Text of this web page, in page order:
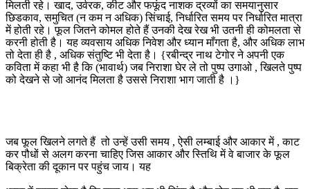
मिलती रहे। खाद, उर्वरक, कीट और फफूंद नाशक द्रव्यों का समयानुसार
छिडकाव, समुचित (न कम न अधिक) सिंचाई, निर्धारित समय पर निर्धारित मात्रा
में होती रहे। फूल जितने कोमल होते हैं उनकी देख रेख भी उतनी ही कोमलता से
करनी होती है। यह व्यवसाय अधिक निवेश और ध्यान माँगता है, और अधिक लाभ
तो देता ही है , अधिक संतुष्टि भी देता है। {रबीन्द्र नाथ टेगोर ने अपनी एक
कविता में कहा भी है कि (भावार्थ) जब निराशा घेर ले तो पुष्प उगाओ , खिलते पुष्प
को देखने से जो आनंद मिलता है उससे निराशा भाग जाती है ।}
जब फूल खिलने लगते हैं तो उन्हें उसी समय , ऐसी लम्बाई और आकार में , काट
कर पौधों से अलग करना चाहिए जिस आकार और स्तिथि में वे बाजार के फूल
बिक्रेता की दूकान पर पहुंच जाय। यह